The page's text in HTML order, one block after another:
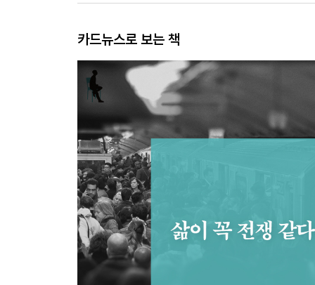
카드뉴스로 보는 책